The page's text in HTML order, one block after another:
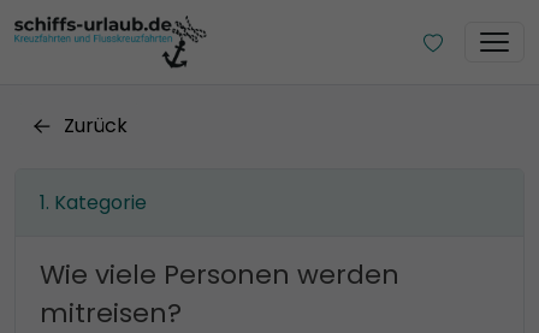
Zurück
Kategorie
Wie viele Personen werden
mitreisen?